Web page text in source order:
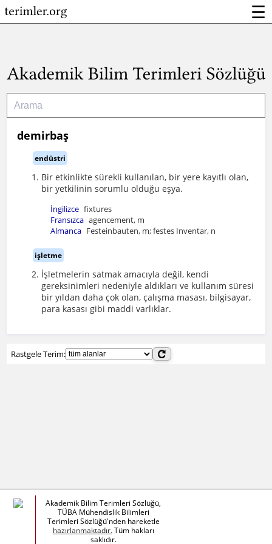
☰
demirbaş
endüstri
Bir etkinlikte sürekli kullanılan, bir yere kayıtlı olan,
bir yetkilinin sorumlu olduğu eşya.
İngilizce fixtures
Fransızca agencement, m
Almanca Festeinbauten, m; festes Inventar, n
işletme
İşletmelerin satmak amacıyla değil, kendi
gereksinimleri nedeniyle aldıkları ve kullanım süresi
bir yıldan daha çok olan, çalışma masası, bilgisayar,
para kasası gibi maddi varlıklar.
Rastgele Terim:
Akademik Bilim Terimleri Sözlüğü,
TÜBA Mühendislik Bilimleri
Terimleri Sözlüğü'nden hareketle
hazırlanmaktadır.Tüm hakları
saklıdır.